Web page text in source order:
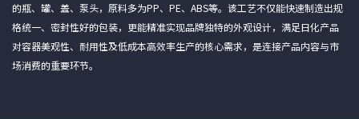
的瓶、罐、盖、泵头，原料多为PP、PE、ABS等。该工艺不仅能快速制造出规
格统一、密封性好的包装，更能精准实现品牌独特的外观设计，满足日化产品
对容器美观性、耐用性及低成本高效率生产的核心需求，是连接产品内容与市
场消费的重要环节。